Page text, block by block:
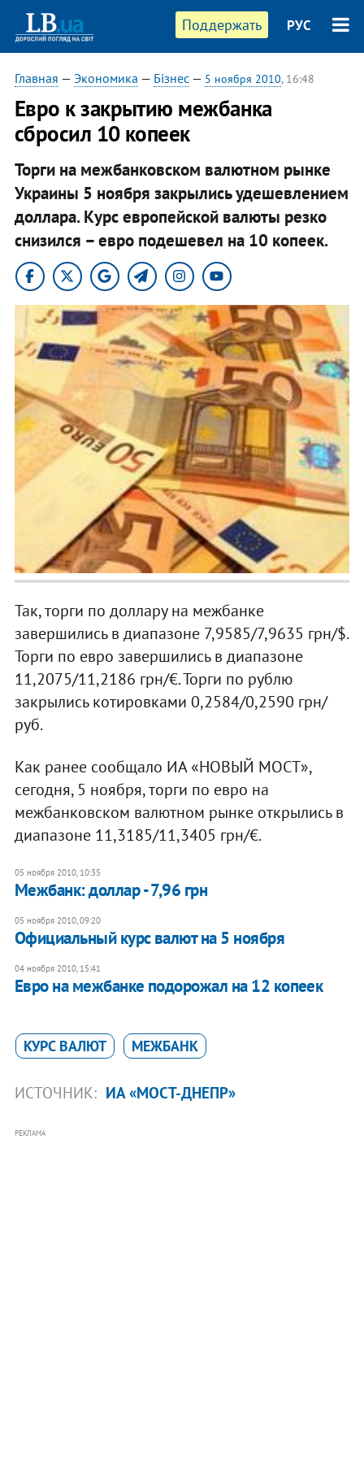
Поддержать РУС
Главная — Экономика — Бізнес— 5 ноября 2010, 16:48
Евро к закрытию межбанка
сбросил 10 копеек
Торги на межбанковском валютном рынке
Украины 5 ноября закрылись удешевлением
доллара. Курс европейской валюты резко
снизился – евро подешевел на 10 копеек.​
Так, торги по доллару на межбанке
завершились в диапазоне 7,9585/7,9635 грн/$.
Торги по евро завершились в диапазоне
11,2075/11,2186 грн/€. Торги по рублю
закрылись котировками 0,2584/0,2590 грн/
руб.
Как ранее сообщало ИА «НОВЫЙ МОСТ»,
сегодня, 5 ноября, торги по евро на
межбанковском валютном рынке открылись в
диапазоне 11,3185/11,3405 грн/€.
05 ноября 2010, 10:35
Межбанк: доллар - 7,96 грн
05 ноября 2010, 09:20
Официальный курс валют на 5 ноября
04 ноября 2010, 15:41
Евро на межбанке подорожал на 12 копеек
КУРС ВАЛЮТ МЕЖБАНК
ИСТОЧНИК: ИА «МОСТ-ДНЕПР»
РЕКЛАМА